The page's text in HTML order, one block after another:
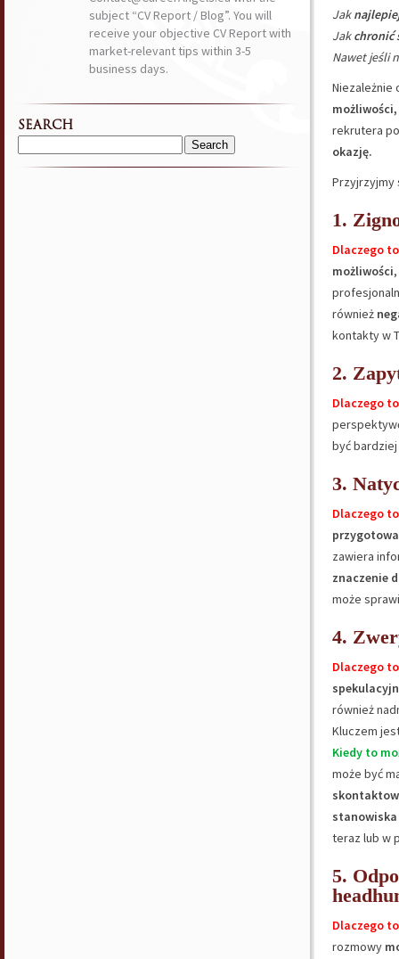
Jak
Jakchronić
Nawet jeśli
rekrutera
okazję.
Przyjrzyjmy
1.
Dlaczego
możliwości
również
kontakty w
2.
Dlaczego
być
3.
Dlaczego
zawiera
znaczenie
może
4.
Dlaczego
również
Kluczem
Kiedy to
może być
teraz lub w
5.
Dlaczego
rozmowy
subject “CV Report / Blog”. You will
receive your objective CV Report with
market-relevant tips within 3-5
business days.
SEARCH
Search
for: